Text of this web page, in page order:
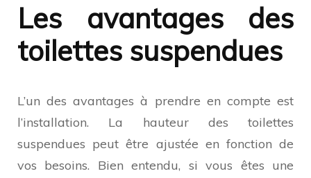
Les avantages des
toilettes suspendues
L’un des avantages à prendre en compte est
l’installation. La hauteur des toilettes
suspendues peut être ajustée en fonction de
vos besoins. Bien entendu, si vous êtes une